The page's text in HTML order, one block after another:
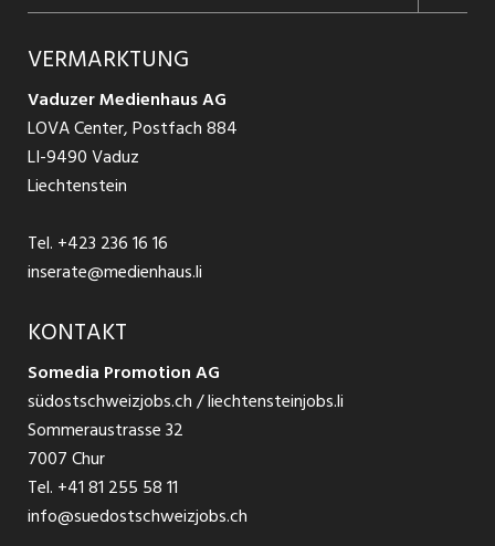
Jobs in Graubünden
Jobs in St. Gallen
Jobs in Glarus
Jobs in der Südostschweiz
Temporär Jobs
Teilzeit Jobs
Praktikum
Produkte
Schnittstelle
Ratgeber Bewerbung / Rekrutierung
AGB
Datenschutzbestimmungen
Nutzungsbedingungen
Impressum
VERMARKTUNG
Vaduzer Medienhaus AG
LOVA Center, Postfach 884
LI-9490 Vaduz
Liechtenstein
Tel. +423 236 16 16
inserate@medienhaus.li
KONTAKT
Somedia Promotion AG
südostschweizjobs.ch / liechtensteinjobs.li
Sommeraustrasse 32
7007 Chur
Tel. +41 81 255 58 11
info@suedostschweizjobs.ch